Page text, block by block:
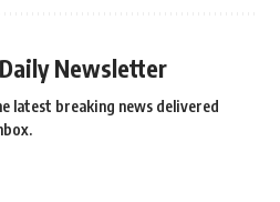
Newsletter
latest breaking news delivered